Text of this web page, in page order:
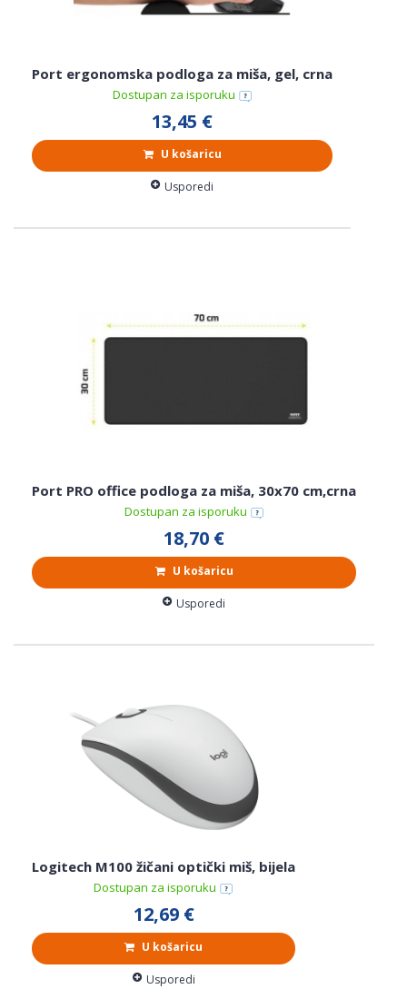
Port ergonomska podloga za miša, gel, crna
Dostupan za isporuku
13,45 €
U košaricu
Usporedi
Port PRO office podloga za miša, 30x70 cm,crna
Dostupan za isporuku
18,70 €
U košaricu
Usporedi
Logitech M100 žičani optički miš, bijela
Dostupan za isporuku
12,69 €
U košaricu
Usporedi